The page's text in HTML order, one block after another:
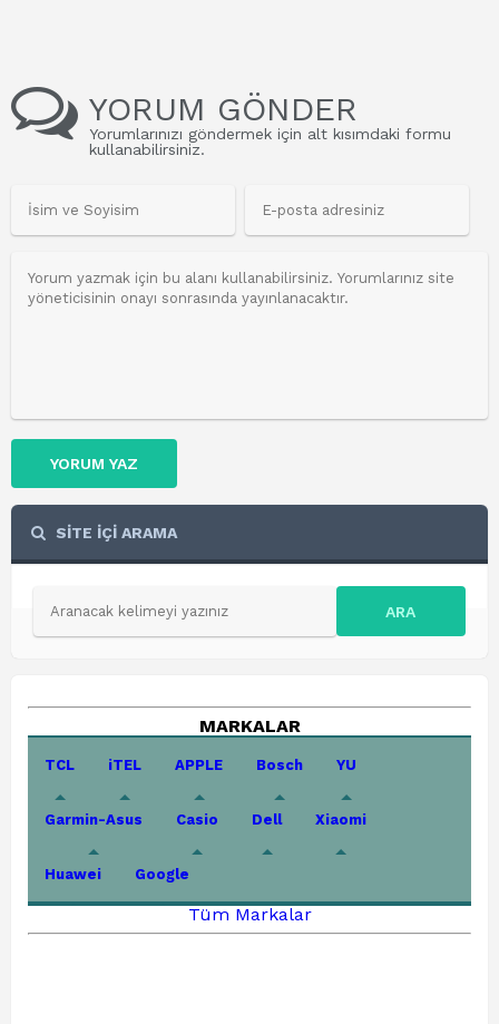
YORUM GÖNDER
Yorumlarınızı göndermek için alt kısımdaki formu
kullanabilirsiniz.
YORUM YAZ
SİTE İÇİ ARAMA
ARA
MARKALAR
TCL iTEL APPLE Bosch YU
Garmin-Asus Casio Dell Xiaomi
Huawei Google
Tüm Markalar